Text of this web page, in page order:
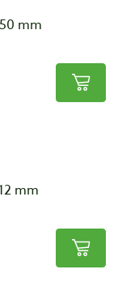
mm
mm